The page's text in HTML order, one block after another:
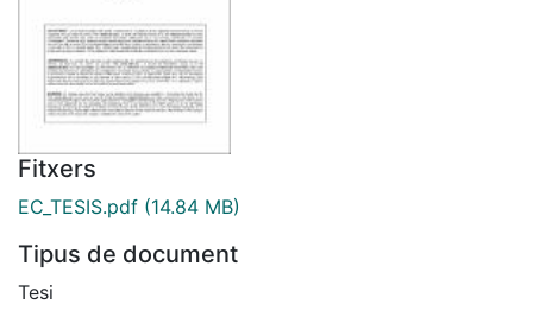
Fitxers
EC_TESIS.pdf (14.84 MB)
Tipus de document
Tesi